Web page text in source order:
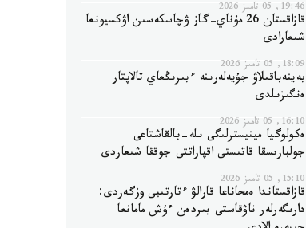
19:46, 05 تامىز 2026
قازاقستان 26 مۇناي-گاز ۋچاسكەسىن اۋكسيونعا
شىعارادى
18:09, 05 تامىز 2026
بەينەباقىلاۋ جۇيەلەرىنە ءبىرىڭعاي تالاپتار
ەنگىزىلدى
16:10, 05 تامىز 2026
ەكولوگيا مينيسترلىگى ىلە-بالقاشتاعى
جولبارىسقا قاتىستى اقپاراتتى جوققا شىعاردى
15:10, 05 تامىز 2026
قازاقستاندا ەمحاناعا قارالۋ ءتارتىبى وزگەردى:
دارىگەرلەر ناۋقاستى بىردەن ءۇش مامانعا